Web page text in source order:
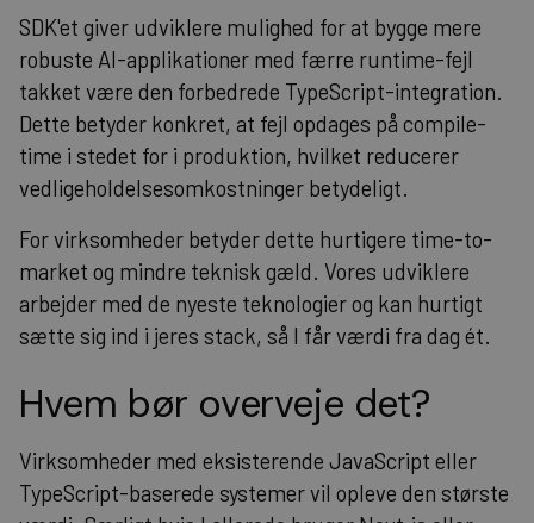
SDK'et giver udviklere mulighed for at bygge mere
robuste AI-applikationer med færre runtime-fejl
takket være den forbedrede TypeScript-integration.
Dette betyder konkret, at fejl opdages på compile-
time i stedet for i produktion, hvilket reducerer
vedligeholdelsesomkostninger betydeligt.
For virksomheder betyder dette hurtigere time-to-
market og mindre teknisk gæld. Vores udviklere
arbejder med de nyeste teknologier og kan hurtigt
sætte sig ind i jeres stack, så I får værdi fra dag ét.
Hvem bør overveje det?
Virksomheder med eksisterende JavaScript eller
TypeScript-baserede systemer vil opleve den største